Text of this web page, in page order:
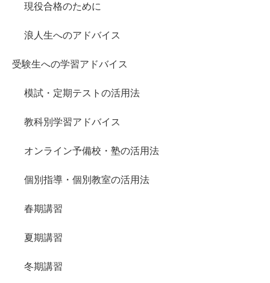
現役合格のために
浪人生へのアドバイス
受験生への学習アドバイス
模試・定期テストの活用法
教科別学習アドバイス
オンライン予備校・塾の活用法
個別指導・個別教室の活用法
春期講習
夏期講習
冬期講習